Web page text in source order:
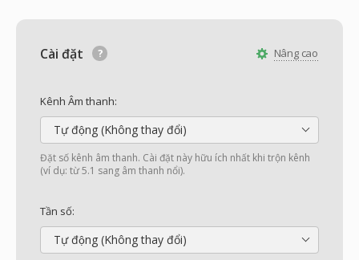
Nâng cao
Cài đặt
Kênh Âm thanh:
Tự động (Không thay đổi)
Đặt số kênh âm thanh. Cài đặt này hữu ích nhất khi trộn kênh
(ví dụ: từ 5.1 sang âm thanh nổi).
Tần số:
Tự động (Không thay đổi)